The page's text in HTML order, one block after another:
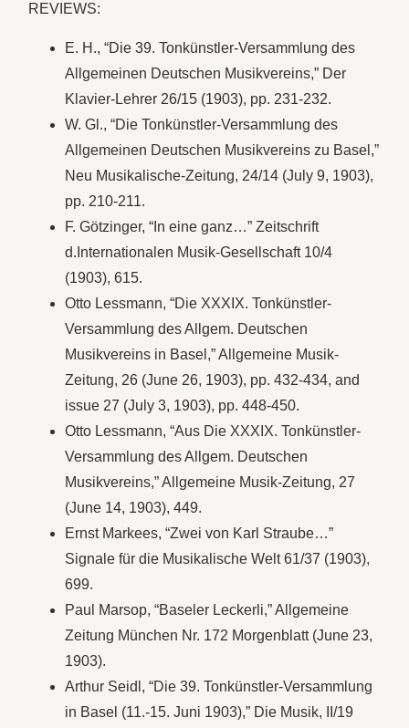
REVIEWS:
E. H., “Die 39. Tonkünstler-Versammlung des
Allgemeinen Deutschen Musikvereins,” Der
Klavier-Lehrer 26/15 (1903), pp. 231-232.
W. Gl., “Die Tonkünstler-Versammlung des
Allgemeinen Deutschen Musikvereins zu Basel,”
Neu Musikalische-Zeitung, 24/14 (July 9, 1903),
pp. 210-211.
F. Götzinger, “In eine ganz…” Zeitschrift
d.Internationalen Musik-Gesellschaft 10/4
(1903), 615.
Otto Lessmann, “Die XXXIX. Tonkünstler-
Versammlung des Allgem. Deutschen
Musikvereins in Basel,” Allgemeine Musik-
Zeitung, 26 (June 26, 1903), pp. 432-434, and
issue 27 (July 3, 1903), pp. 448-450.
Otto Lessmann, “Aus Die XXXIX. Tonkünstler-
Versammlung des Allgem. Deutschen
Musikvereins,” Allgemeine Musik-Zeitung, 27
(June 14, 1903), 449.
Ernst Markees, “Zwei von Karl Straube…”
Signale für die Musikalische Welt 61/37 (1903),
699.
Paul Marsop, “Baseler Leckerli,” Allgemeine
Zeitung München Nr. 172 Morgenblatt (June 23,
1903).
Arthur Seidl, “Die 39. Tonkünstler-Versammlung
in Basel (11.-15. Juni 1903),” Die Musik, II/19